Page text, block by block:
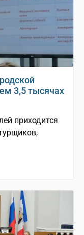
3,5 тысячах
приходится